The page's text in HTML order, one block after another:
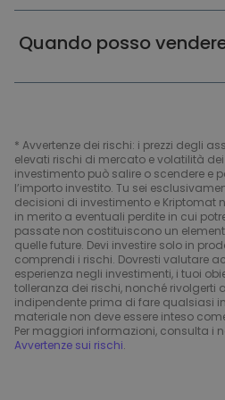
Quando posso
* Avvertenze dei rischi: i prezzi degli
elevati rischi di mercato e volatilità dei
investimento può salire o scendere e
l’importo investito. Tu sei
decisioni di investimento e Kriptomat
in merito a eventuali perdite in cui
passate non costituiscono un
quelle future. Devi investire solo in
comprendi i rischi. Dovresti valutare
esperienza negli investimenti, i tuoi
tolleranza dei rischi, nonché rivolgerti
indipendente prima di fare qualsiasi
materiale non deve essere inteso
Per maggiori informazioni, consulta i
Avvertenze sui rischi.